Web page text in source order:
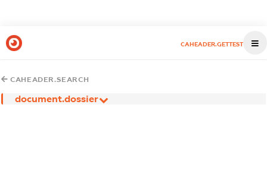
CAHEADER.GETTEST
CAHEADER.SEARCH
document.dossier